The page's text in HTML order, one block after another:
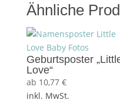
Ähnliche
Geburtsposter
Love“
ab 10,77 €
inkl. MwSt.